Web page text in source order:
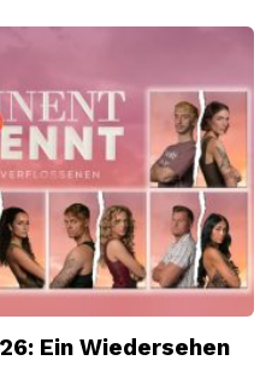
Ein Wiedersehen